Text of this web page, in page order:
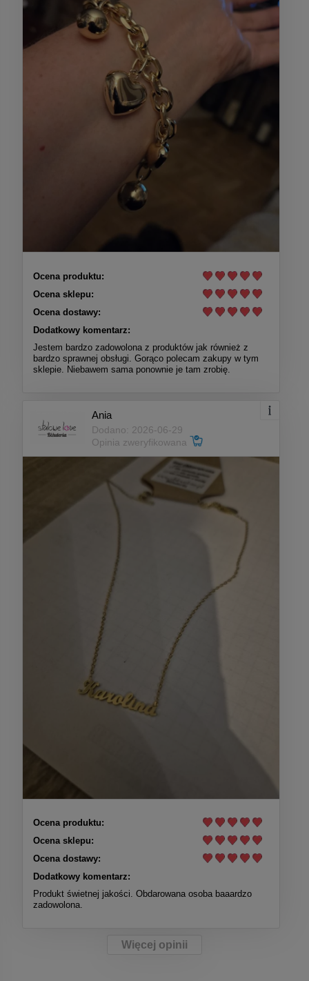
Ocena produktu:
Ocena sklepu:
Ocena dostawy:
Dodatkowy komentarz:
Jestem bardzo zadowolona z produktów jak również z
bardzo sprawnej obsługi. Gorąco polecam zakupy w tym
sklepie. Niebawem sama ponownie je tam zrobię.
Ania
Dodano: 2026-06-29
Opinia zweryfikowana
Ocena produktu:
Ocena sklepu:
Ocena dostawy:
Dodatkowy komentarz:
Produkt świetnej jakości. Obdarowana osoba baaardzo
zadowolona.
Więcej opinii